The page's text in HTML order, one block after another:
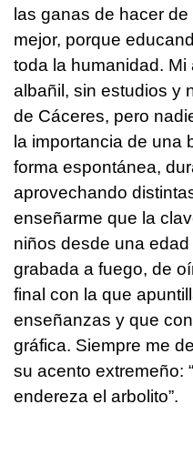
las ganas de hacer
mejor, porque
toda la humanidad.
albañil, sin estudios y
de Cáceres, pero
la importancia de una
forma espontánea,
aprovechando
enseñarme que la
niños desde una
grabada a fuego, de
final con la que
enseñanzas y que
gráfica. Siempre me
su acento extremeño:
endereza el arbolito”.